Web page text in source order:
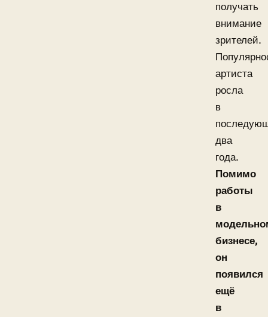
получать
внимание
зрителей.
артиста
росла
в
два
года.
Помимо
работы
в
бизнесе,
он
появился
ещё
в